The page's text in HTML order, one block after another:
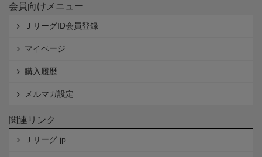
会員向けメニュー
ＪリーグID会員登録
マイページ
購入履歴
メルマガ設定
関連リンク
Ｊリーグ.jp